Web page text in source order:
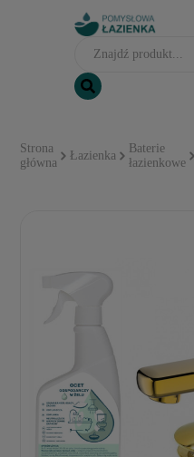
Strona
główna
Łazienka
Baterie
łazienkowe